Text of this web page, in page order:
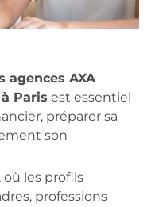
agences AXA
Paris est essentiel
préparer sa
son
où les profils
professions